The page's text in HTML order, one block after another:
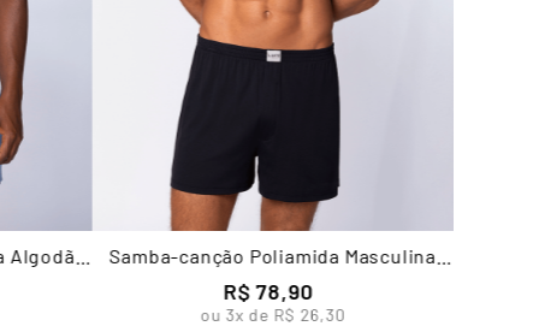
Samba-canção Poliamida Masculina
R$ 78,90
ou3x de R$ 26,30